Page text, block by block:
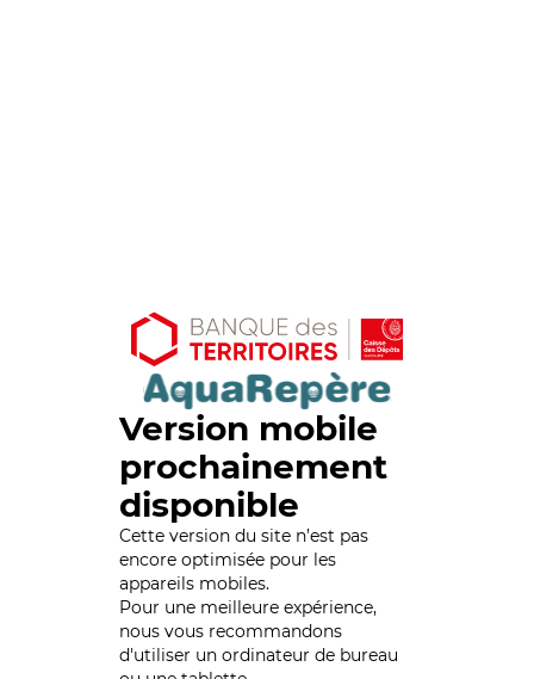
Version mobile
prochainement
disponible
Cette version du site n’est pas
encore optimisée pour les
appareils mobiles.
Pour une meilleure expérience,
nous vous recommandons
d'utiliser un ordinateur de bureau